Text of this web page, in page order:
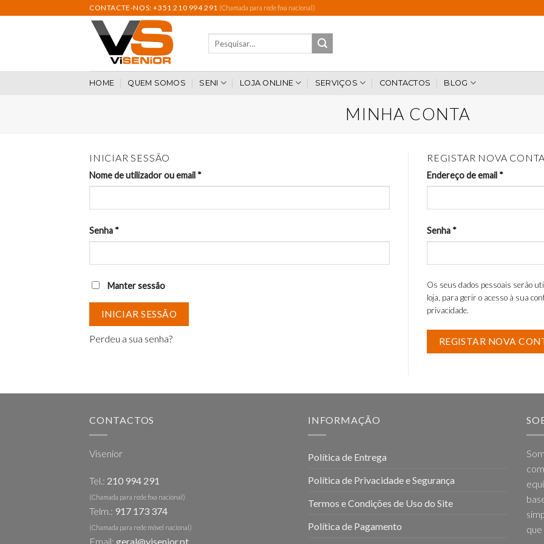
CONTACTE-NOS: +351 210 994 291 (Chamada para rede fixa nacional)
HOME QUEM SOMOS SENI LOJA ONLINE SERVIÇOS CONTACTOS BLOG
MINHA CONTA
INICIAR SESSÃO
Nome de utilizador ou email *
Senha *
Manter sessão
INICIAR SESSÃO
Perdeu a sua senha?
REGISTAR NOVA
Endereço de email *
Senha *
Os seus dados pessoais serão
loja, para gerir o acesso à sua
privacidade.
REGISTAR NOVA
CONTACTOS
Visenior
Tel.: 210 994 291
(Chamada para rede fixa nacional)
Telm.: 917 173 374
(Chamada para rede móvel nacional)
Email: geral@visenior.pt
INFORMAÇÃO
Política de Entrega
Política de Privacidade e Segurança
Termos e Condições de Uso do Site
Política de Pagamento